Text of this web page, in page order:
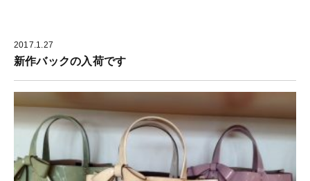
2017.1.27
新作バックの入荷です